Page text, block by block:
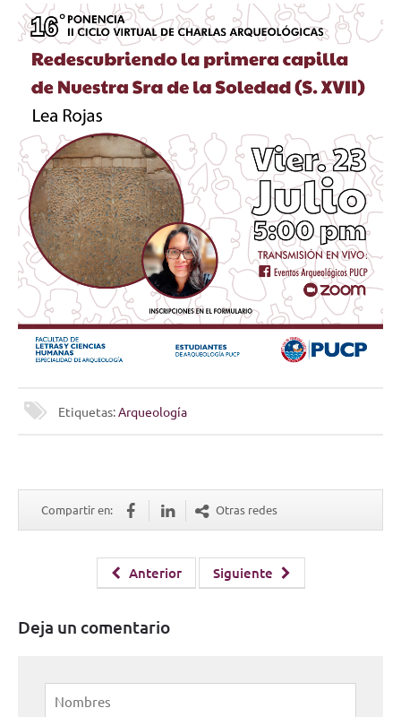
Etiquetas:Arqueología
Compartir en: Otras redes
Anterior Siguiente
Deja un comentario